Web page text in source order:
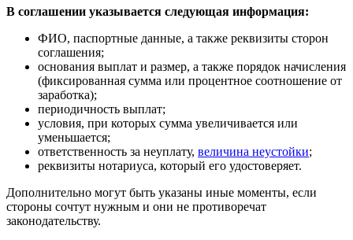
В соглашении указывается следующая информация:
ФИО, паспортные данные, а также реквизиты сторон
соглашения;
основания выплат и размер, а также порядок начисления
(фиксированная сумма или процентное соотношение от
заработка);
периодичность выплат;
условия, при которых сумма увеличивается или
уменьшается;
ответственность за неуплату, величина неустойки;
реквизиты нотариуса, который его удостоверяет.
Дополнительно могут быть указаны иные моменты, если
стороны сочтут нужным и они не противоречат
законодательству.